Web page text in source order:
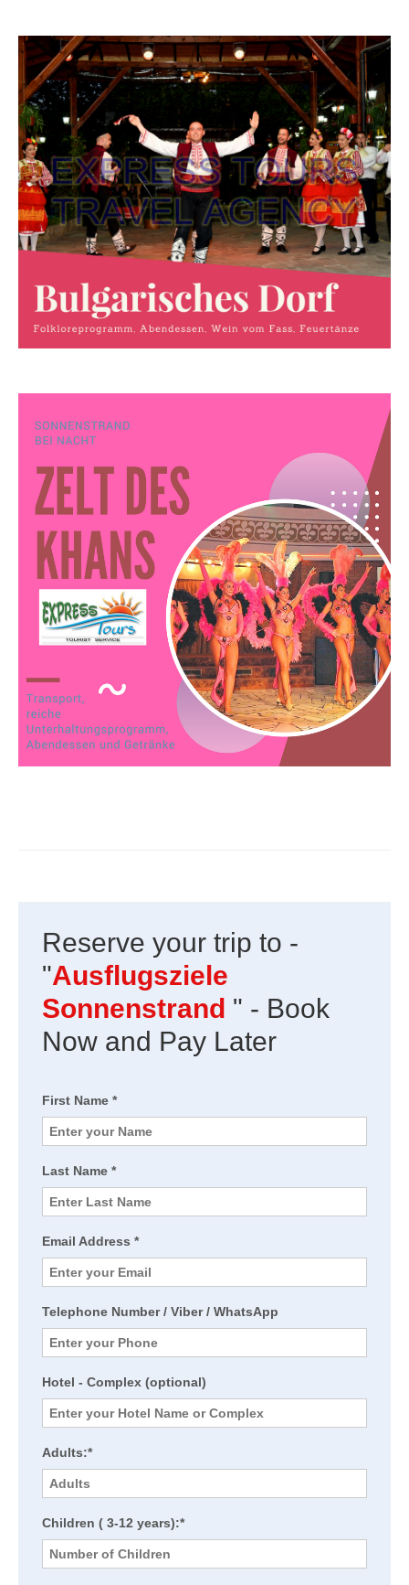
Reserve your trip to -
"Ausflugsziele
Sonnenstrand " - Book
Now and Pay Later
First Name *
Last Name *
Email Address *
Telephone Number / Viber / WhatsApp
Hotel - Complex (optional)
Adults:*
Children ( 3-12 years):*